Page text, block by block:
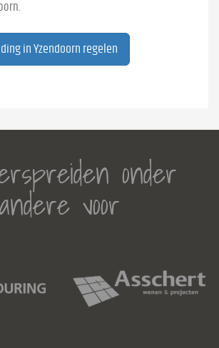
in Yzendoorn regelen
onder
andere voor